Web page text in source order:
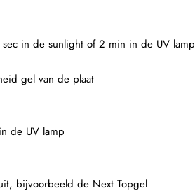
in de sunlight of 2 min in de UV lamp
gel van de plaat
de UV lamp
bijvoorbeeld de Next Topgel